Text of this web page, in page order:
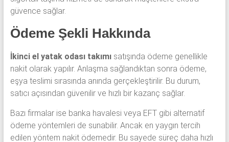
güvence sağlar.
Ödeme Şekli Hakkında
İkinci el yatak odası takımısatışında ödeme genellikle
nakit olarak yapılır. Anlaşma sağlandıktan sonra ödeme,
eşya teslimi sırasında anında gerçekleştirilir. Bu durum,
satıcı açısından güvenilir ve hızlı bir kazanç sağlar.
Bazı firmalar ise banka havalesi veya EFT gibi alternatif
ödeme yöntemleri de sunabilir. Ancak en yaygın tercih
edilen yöntem nakit ödemedir. Bu sayede süreç daha hızlı